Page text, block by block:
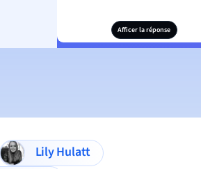
Afficer la réponse
Lily Hulatt